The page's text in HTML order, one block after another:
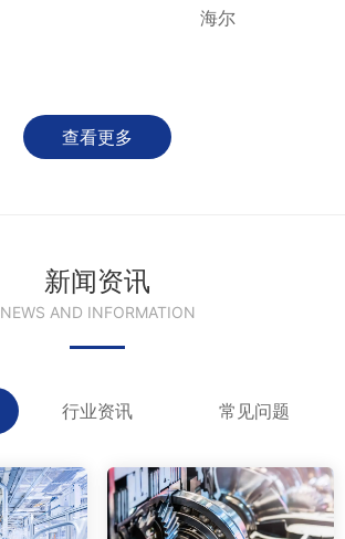
海尔
查看更多
新闻资讯
NEWS AND INFORMATION
行业资讯 常见问题